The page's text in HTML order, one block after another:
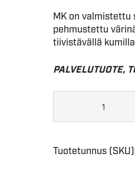
MK on valmistettu
pehmustettu
tiivistävällä
PALVELUTUOTE,
Tuotetunnus